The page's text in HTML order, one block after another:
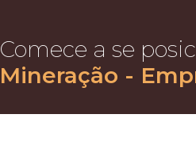
Comece a se
Mineração -